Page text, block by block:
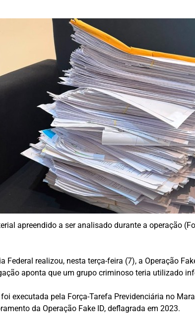
apreendido a ser analisado durante a operação
Federal realizou, nesta terça-feira (7), a Operação
aponta que um grupo criminoso teria utilizado
executada pela Força-Tarefa Previdenciária no
da Operação Fake ID, deflagrada em 2023.